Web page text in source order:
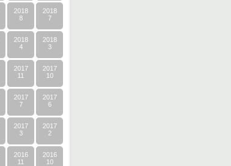
2018
8
2018
7
2018
4
2018
3
2017
11
2017
10
2017
7
2017
6
2017
3
2017
2
2016
11
2016
10